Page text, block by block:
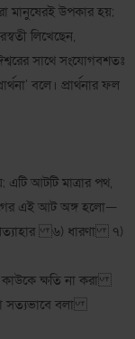
মানুষেরই উপকার হয়;
লিখেছেন,
ঈশ্বরের সাথে সংযোগবশতঃ
বলে। প্রার্থনার ফল
আটটি মাত্রার পথ,
এই আট অঙ্গ হলো—
৬) ধারণা ৭)
কাউকে ক্ষতি না করা
সত্যভাবে বলা